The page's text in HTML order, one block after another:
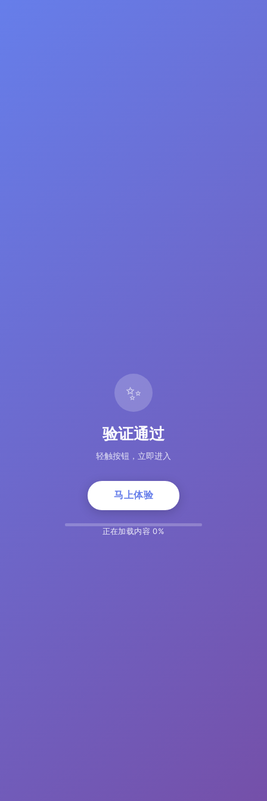
✨
验证通过
轻触按钮，立即进入
马上体验
正在加载内容 5%